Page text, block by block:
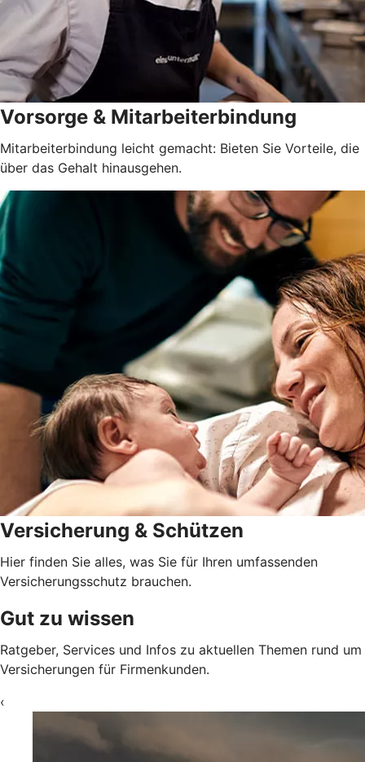
Vorsorge & Mitarbeiterbindung
Mitarbeiterbindung leicht gemacht: Bieten Sie Vorteile, die
über das Gehalt hinausgehen.
Versicherung & Schützen
Hier finden Sie alles, was Sie für Ihren umfassenden
Versicherungsschutz brauchen.
Gut zu wissen
Ratgeber, Services und Infos zu aktuellen Themen rund um
Versicherungen für Firmenkunden.
‹